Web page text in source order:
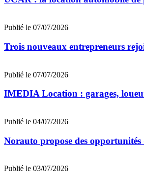
Publié le 07/07/2026
Trois nouveaux entrepreneurs
Publié le 07/07/2026
IMEDIA Location : garages,
Publié le 04/07/2026
Norauto propose des
Publié le 03/07/2026